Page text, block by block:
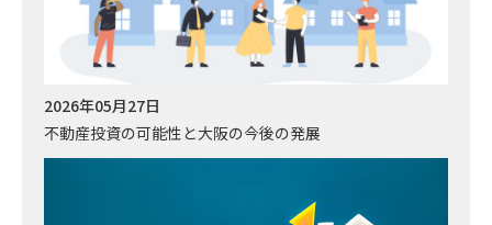
2026年05月27日
不動産投資の可能性と大阪の今後の発展